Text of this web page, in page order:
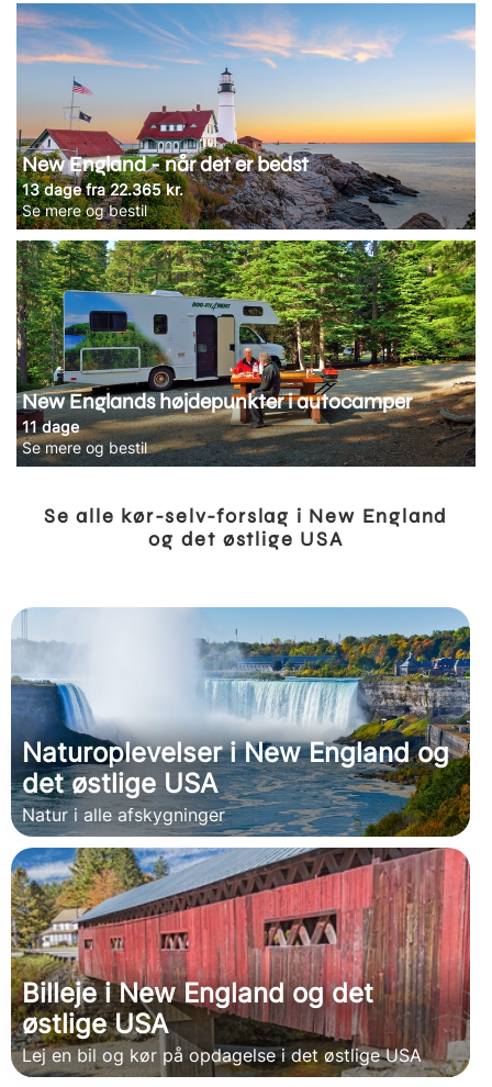
New England - når det er bedst
13 dage fra 22.365 kr.
Se mere og bestil
New Englands højdepunkter i autocamper
11 dage
Se mere og bestil
Se alle kør-selv-forslag i New England
og det østlige USA
Naturoplevelser i New England og
det østlige USA
Natur i alle afskygninger
Billeje i New England og det
østlige USA
Lej en bil og kør på opdagelse i det østlige USA